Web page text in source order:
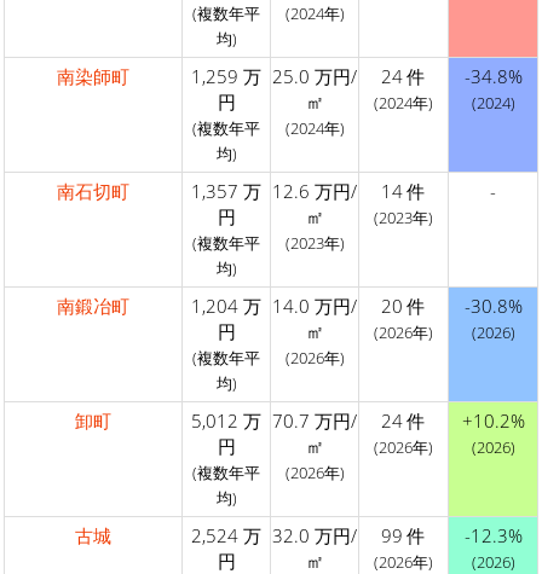
(複数年平
均)
(2024年)
南染師町
1,259 万
円
(複数年平
均)
25.0 万円/
㎡
(2024年)
24 件
(2024年)
-34.8%
(2024)
南石切町
1,357 万
円
(複数年平
均)
12.6 万円/
㎡
(2023年)
14 件
(2023年)
-
南鍛冶町
1,204 万
円
(複数年平
均)
14.0 万円/
㎡
(2026年)
20 件
(2026年)
-30.8%
(2026)
卸町
5,012 万
円
(複数年平
均)
70.7 万円/
㎡
(2026年)
24 件
(2026年)
+10.2%
(2026)
古城
2,524 万
円
32.0 万円/
㎡
99 件
(2026年)
-12.3%
(2026)